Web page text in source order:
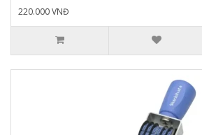
220.000 VNĐ